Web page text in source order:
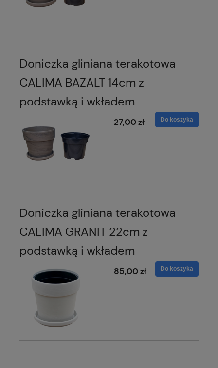
Doniczka gliniana terakotowa
CALIMA BAZALT 14cm z
podstawką i wkładem
27,00 zł Do koszyka
Doniczka gliniana terakotowa
CALIMA GRANIT 22cm z
podstawką i wkładem
85,00 zł Do koszyka